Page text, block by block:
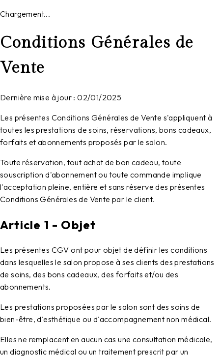
Chargement...
Conditions Générales de
Vente
Dernière mise à jour : 02/01/2025
Les présentes Conditions Générales de Vente s'appliquent à
toutes les prestations de soins, réservations, bons cadeaux,
forfaits et abonnements proposés par le salon.
Toute réservation, tout achat de bon cadeau, toute
souscription d'abonnement ou toute commande implique
l'acceptation pleine, entière et sans réserve des présentes
Conditions Générales de Vente par le client.
Article 1 - Objet
Les présentes CGV ont pour objet de définir les conditions
dans lesquelles le salon propose à ses clients des prestations
de soins, des bons cadeaux, des forfaits et/ou des
abonnements.
Les prestations proposées par le salon sont des soins de
bien-être, d'esthétique ou d'accompagnement non médical.
Elles ne remplacent en aucun cas une consultation médicale,
un diagnostic médical ou un traitement prescrit par un